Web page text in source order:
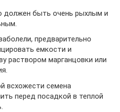
должен быть очень рыхлым и
предварительно
емкости и
раствором марганцовки или
всхожести семена
перед посадкой в теплой